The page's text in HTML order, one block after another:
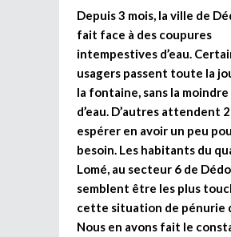
Depuis 3 mois, la ville de
fait face à des coupures
intempestives d’eau.
usagers passent toute la
la fontaine, sans la
d’eau. D’autres attendent
espérer en avoir un peu
besoin. Les habitants du
Lomé, au secteur 6 de
semblent être les plus
cette situation de pénurie
Nous en avons fait le